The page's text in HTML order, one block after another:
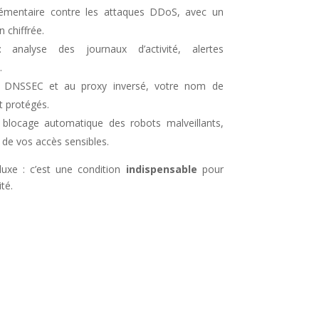
contre les attaques DDoS, avec un
chiffrée.
des journaux d’activité, alertes
et au proxy inversé, votre nom de
protégés.
automatique des robots malveillants,
vos accès sensibles.
: c’est une condition indispensable pour